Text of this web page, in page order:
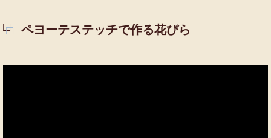
ペヨーテステッチで作る花びら